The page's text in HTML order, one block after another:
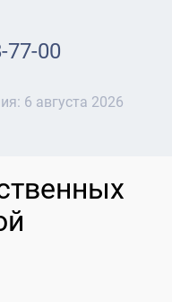
77-00
6 августа 2026